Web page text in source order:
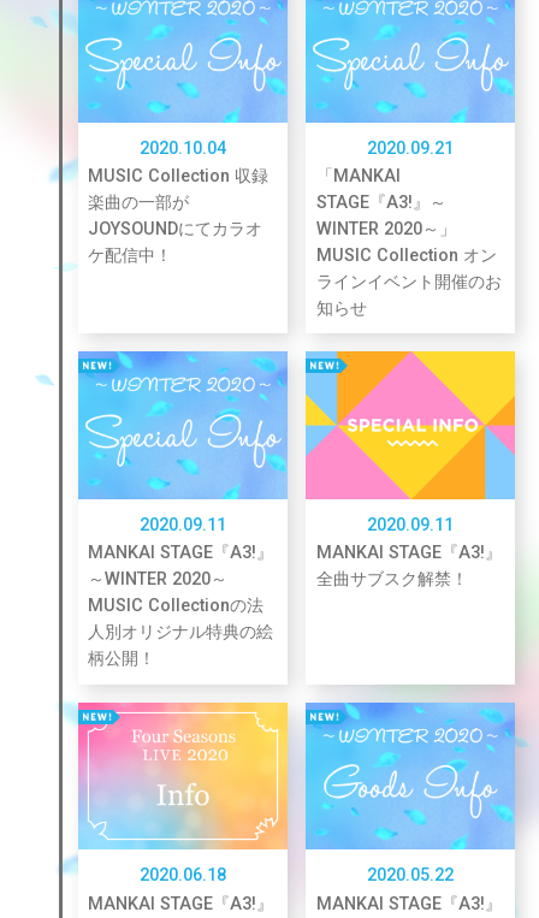
2020.10.04
MUSIC Collection 収録
楽曲の一部が
JOYSOUNDにてカラオ
ケ配信中！
2020.09.21
「MANKAI
STAGE『A3!』～
WINTER 2020～」
MUSIC Collection オン
ラインイベント開催のお
知らせ
2020.09.11
MANKAI STAGE『A3!』
～WINTER 2020～
MUSIC Collectionの法
人別オリジナル特典の絵
柄公開！
2020.09.11
MANKAI STAGE『A3!』
全曲サブスク解禁！
2020.06.18
MANKAI STAGE『A3!』
2020.05.22
MANKAI STAGE『A3!』